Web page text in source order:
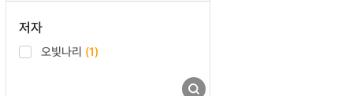
저자
오빛나리 (1)